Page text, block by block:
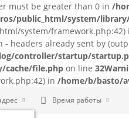
must be greater than 0 in /
public_html/system/
system/framework.php:42)
- headers already sent by
controller/startup/
cache/file.php on line 32
in /home/b/basto/
Время работы